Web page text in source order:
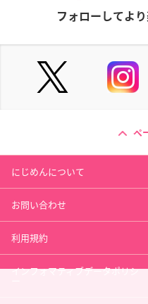
フォローしてよ
ペ
にじめんについて
お問い合わせ
利用規約
インフォマティブデータポリシ